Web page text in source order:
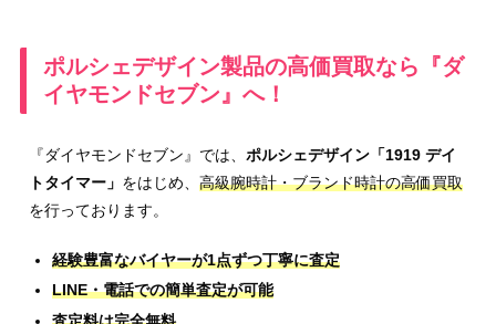
ポルシェデザイン製品の高価買取なら『ダ
イヤモンドセブン』へ！
『ダイヤモンドセブン』では、ポルシェデザイン「1919 デイ
トタイマー」 をはじめ、高級腕時計・ブランド時計の高価買取
を行っております。
経験豊富なバイヤーが1点ずつ丁寧に査定
LINE・電話での簡単査定が可能